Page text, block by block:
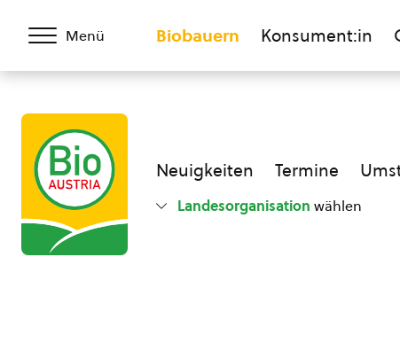
Menü Biobauern Konsument:in
Neuigkeiten Termine
Landesorganisation wählen